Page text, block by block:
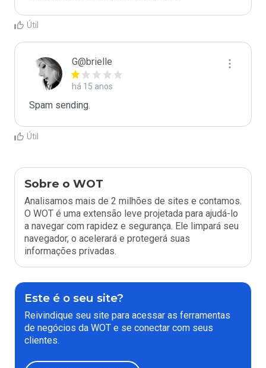
Útil
G@brielle
há 15 anos
Spam sending.
Útil
Sobre o WOT
Analisamos mais de 2 milhões de sites e contamos.
O WOT é uma extensão leve projetada para ajudá-lo
a navegar com rapidez e segurança. Ele limpará seu
navegador, o acelerará e protegerá suas
informações privadas.
Este é o seu site?
Reivindique seu site para acessar as ferramentas
de negócios da WOT e se conectar com seus
clientes.